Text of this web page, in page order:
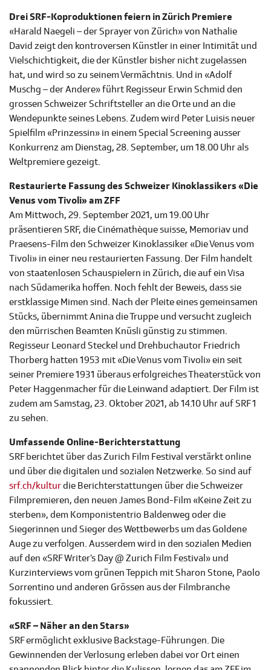
Drei SRF-Koproduktionen feiern in Zürich Premiere
«Harald Naegeli – der Sprayer von Zürich» von Nathalie
David zeigt den kontroversen Künstler in einer Intimität und
Vielschichtigkeit, die der Künstler bisher nicht zugelassen
hat, und wird so zu seinem Vermächtnis. Und in «Adolf
Muschg – der Andere» führt Regisseur Erwin Schmid den
grossen Schweizer Schriftsteller an die Orte und an die
Wendepunkte seines Lebens. Zudem wird Peter Luisis neuer
Spielfilm «Prinzessin» in einem Special Screening ausser
Konkurrenz am Dienstag, 28. September, um 18.00 Uhr als
Weltpremiere gezeigt.
Restaurierte Fassung des Schweizer Kinoklassikers «Die
Venus vom Tivoli» am ZFF
Am Mittwoch, 29. September 2021, um 19.00 Uhr
präsentieren SRF, die Cinémathèque suisse, Memoriav und
Praesens-Film den Schweizer Kinoklassiker «Die Venus vom
Tivoli» in einer neu restaurierten Fassung. Der Film handelt
von staatenlosen Schauspielern in Zürich, die auf ein Visa
nach Südamerika hoffen. Noch fehlt der Beweis, dass sie
erstklassige Mimen sind. Nach der Pleite eines gemeinsamen
Stücks, übernimmt Anina die Truppe und versucht zugleich
den mürrischen Beamten Knüsli günstig zu stimmen.
Regisseur Leonard Steckel und Drehbuchautor Friedrich
Thorberg hatten 1953 mit «Die Venus vom Tivoli» ein seit
seiner Premiere 1931 überaus erfolgreiches Theaterstück von
Peter Haggenmacher für die Leinwand adaptiert. Der Film ist
zudem am Samstag, 23. Oktober 2021, ab 14.10 Uhr auf SRF 1
zu sehen.
Umfassende Online-Berichterstattung
SRF berichtet über das Zurich Film Festival verstärkt online
und über die digitalen und sozialen Netzwerke. So sind auf
srf.ch/kulturdie Berichterstattungen über die Schweizer
Filmpremieren, den neuen James Bond-Film «Keine Zeit zu
sterben», dem Komponistentrio Baldenweg oder die
Siegerinnen und Sieger des Wettbewerbs um das Goldene
Auge zu verfolgen. Ausserdem wird in den sozialen Medien
auf den «SRF Writer’s Day @ Zurich Film Festival» und
Kurzinterviews vom grünen Teppich mit Sharon Stone, Paolo
Sorrentino und anderen Grössen aus der Filmbranche
fokussiert.
«SRF – Näher an den Stars»
SRF ermöglicht exklusive Backstage-Führungen. Die
Gewinnenden der Verlosung erleben dabei vor Ort einen